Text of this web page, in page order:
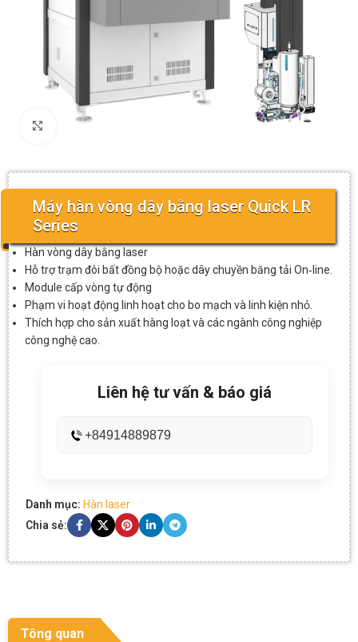
Click to enlarge
Máy hàn vòng dây bằng laser Quick LR
Series
Hàn vòng dây bằng laser
Hỗ trợ trạm đôi bất đồng bộ hoặc dây chuyền băng tải On‑line.
Module cấp vòng tự động
Phạm vi hoạt động linh hoạt cho bo mạch và linh kiện nhỏ.
Thích hợp cho sản xuất hàng loạt và các ngành công nghiệp
công nghệ cao.
Liên hệ tư vấn & báo giá
+84914889879
Danh mục: Hàn laser
Chia sẻ:
Tông quan